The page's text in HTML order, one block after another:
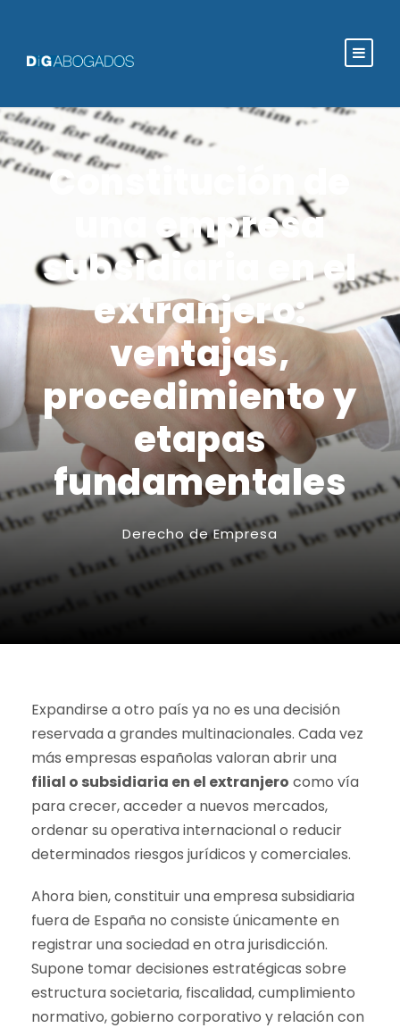
Constitución de
una empresa
subsidiaria en el
extranjero:
ventajas,
procedimiento y
etapas
fundamentales
Derecho de Empresa
Expandirse a otro país ya no es una decisión
reservada a grandes multinacionales. Cada vez
más empresas españolas valoran abrir una
filial o subsidiaria en el extranjero como vía
para crecer, acceder a nuevos mercados,
ordenar su operativa internacional o reducir
determinados riesgos jurídicos y comerciales.
Ahora bien, constituir una empresa subsidiaria
fuera de España no consiste únicamente en
registrar una sociedad en otra jurisdicción.
Supone tomar decisiones estratégicas sobre
estructura societaria, fiscalidad, cumplimiento
normativo, gobierno corporativo y relación con